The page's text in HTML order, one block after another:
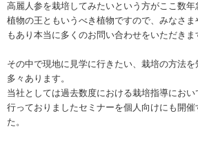
高麗人参を栽培してみたいという方がここ数年
植物の王ともいうべき植物ですので、みなさま
もあり本当に多くのお問い合わせをいただきま
その中で現地に見学に行きたい、栽培の方法
多々あります。
当社としては過去数度における栽培指導にお
行っておりましたセミナーを個人向けにも開催
た。